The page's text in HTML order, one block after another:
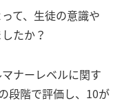
て、生徒の意識や
たか？
ナーレベルに関す
段階で評価し、10が